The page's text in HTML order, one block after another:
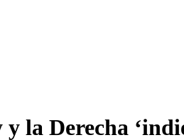
la Derecha